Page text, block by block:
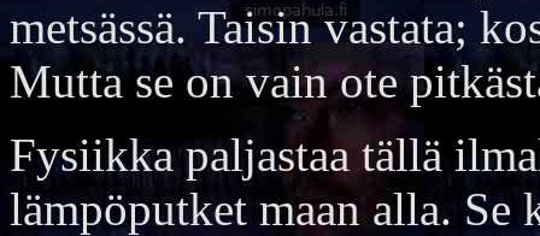
metsässä. Taisin vastata;
Mutta se on vain ote
Fysiikka paljastaa tällä
lämpöputket maan alla. Se